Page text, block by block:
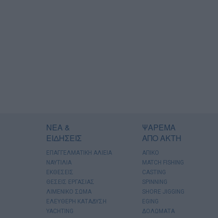
ΝΕΑ &
ΕΙΔΗΣΕΙΣ
ΕΠΑΓΓΕΛΜΑΤΙΚΗ ΑΛΙΕΙΑ
ΝΑΥΤΙΛΙΑ
ΕΚΘΕΣΕΙΣ
ΘΕΣΕΙΣ ΕΡΓΑΣΙΑΣ
ΛΙΜΕΝΙΚΟ ΣΩΜΑ
ΕΛΕΥΘΕΡΗ ΚΑΤΑΔΥΣΗ
YACHTING
ΨΑΡΕΜΑ
ΑΠΟ ΑΚΤΗ
ΑΠΙΚΟ
MATCH FISHING
CASTING
SPINNING
SHORE JIGGING
EGING
ΔΟΛΩΜΑΤΑ